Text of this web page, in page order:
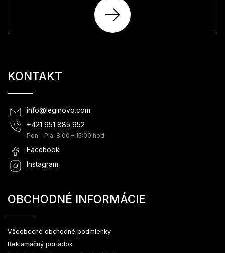
PRIHLÁSIŤ
SA
KONTAKT
info@ leginovo.com
+421 951 885 952
Pon - Pia: 8:00 – 15:00 hod.
Facebook
Instagram
OBCHODNÉ INFORMÁCIE
Všeobecné obchodné podmienky
Reklamačný poriadok